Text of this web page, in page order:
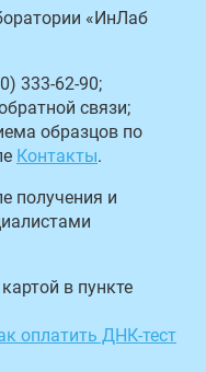
«ИнЛаб
333-62-90;
связи;
образцов по
Контакты.
получения и
в пункте
оплатить ДНК-тест